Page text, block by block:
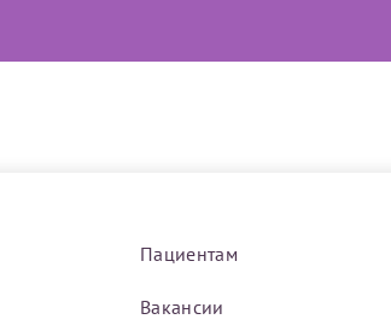
Пациентам
Вакансии